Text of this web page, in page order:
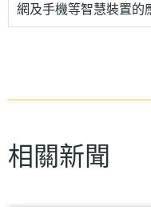
網及手機等智慧裝置的
相關新聞